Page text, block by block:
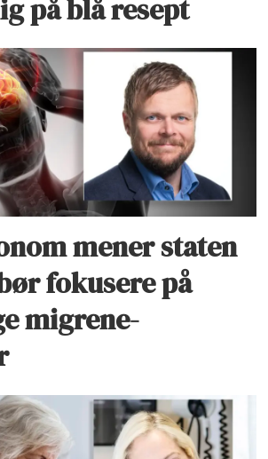
på blå resept
mener staten
fokusere på
migrene-